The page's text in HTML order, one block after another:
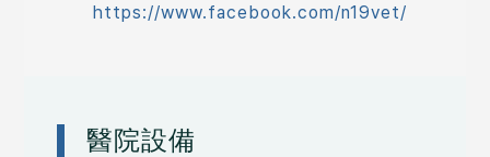
https://www.facebook.com/n19vet/
醫院設備